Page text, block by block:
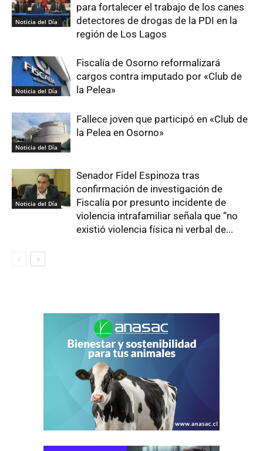
Noticia del Día
para fortalecer el trabajo de los canes
detectores de drogas de la PDI en la
región de Los Lagos
Noticia del Día
Fiscalía de Osorno reformalizará
cargos contra imputado por «Club de
la Pelea»
Noticia del Día
Fallece joven que participó en «Club de
la Pelea en Osorno»
Noticia del Día
Senador Fidel Espinoza tras
confirmación de investigación de
Fiscalía por presunto incidente de
violencia intrafamiliar señala que “no
existió violencia física ni verbal de...